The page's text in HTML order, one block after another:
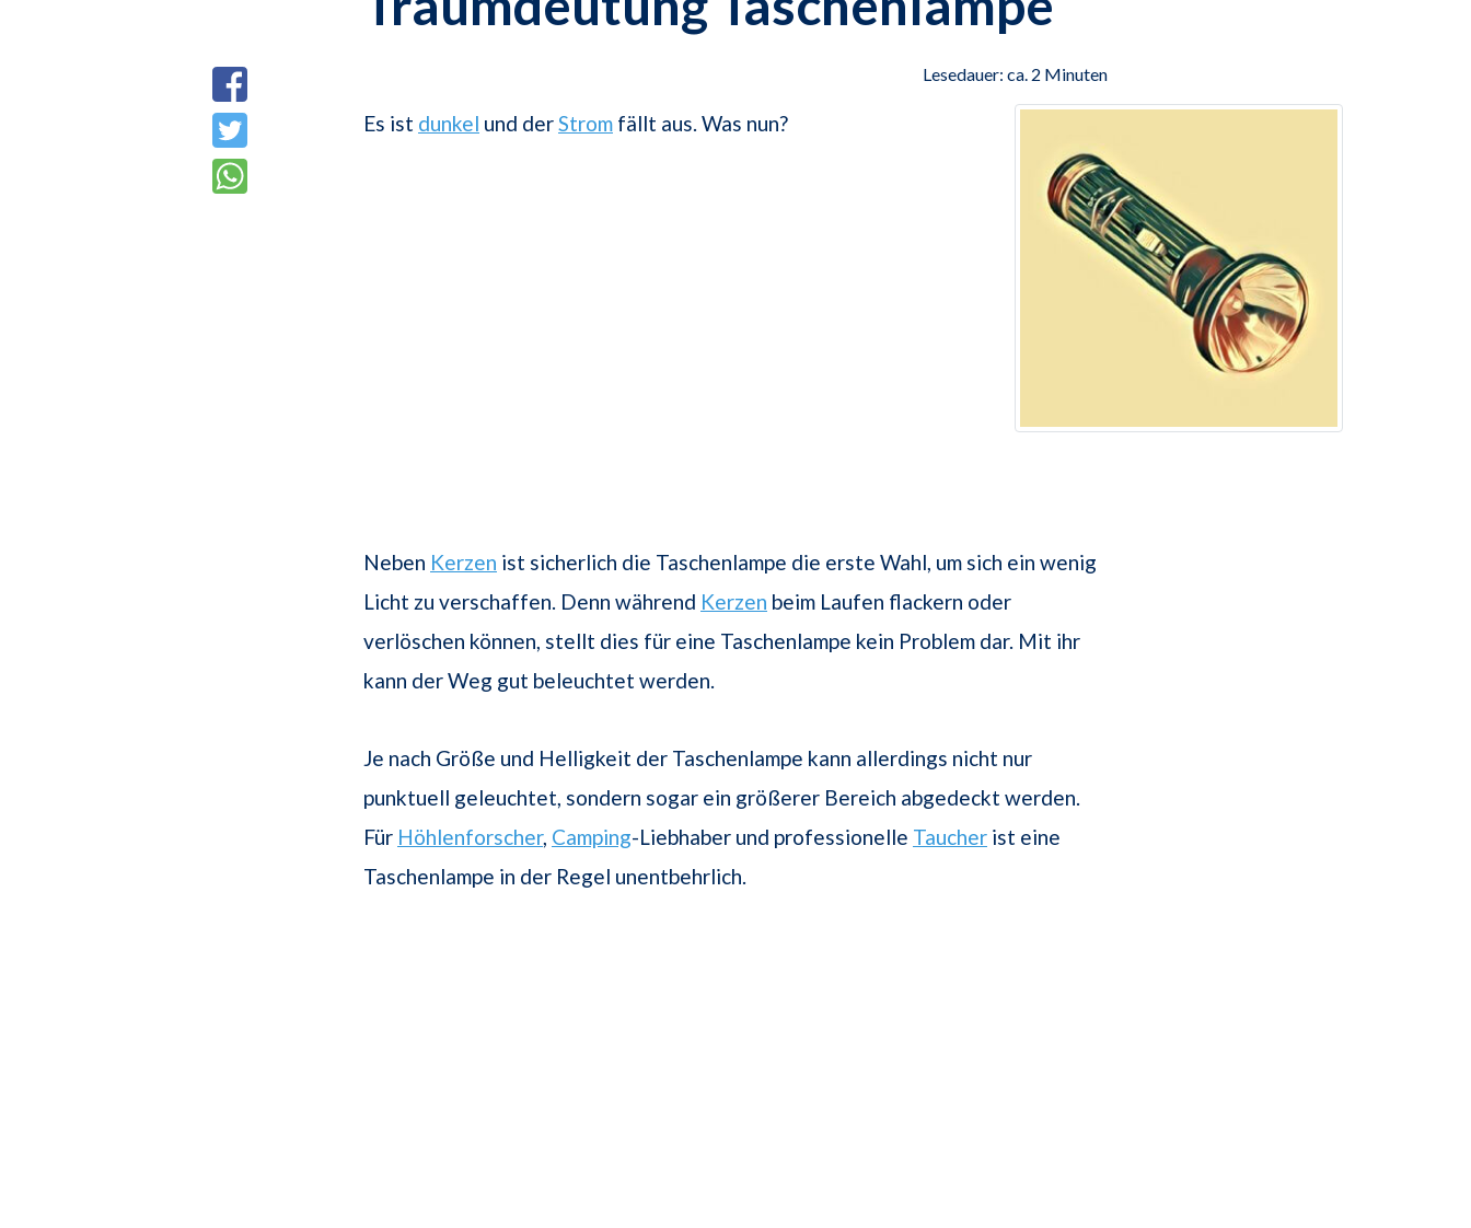
Lesedauer: ca. 2 Minuten
Es ist dunkel und derStrom fällt aus. Was nun?
Neben Kerzen ist sicherlich die Taschenlampe die erste Wahl, um sich ein wenig
Licht zu verschaffen. Denn während Kerzen beim Laufen flackern oder
verlöschen können, stellt dies für eine Taschenlampe kein Problem dar. Mit ihr
kann der Weg gut beleuchtet werden.
Je nach Größe und Helligkeit der Taschenlampe kann allerdings nicht nur
punktuell geleuchtet, sondern sogar ein größerer Bereich abgedeckt werden.
Für Höhlenforscher, Camping-Liebhaber und professionelle Taucher ist eine
Taschenlampe in der Regel unentbehrlich.